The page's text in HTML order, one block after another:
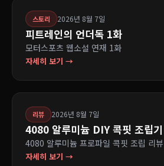
스토리 2026년 8월 7일
피트레인의 언더독 1화
모터스포츠 웹소설 연재 1화
자세히 보기 →
리뷰 2026년 8월 7일
4080 알루미늄 DIY 콕핏 조립기
4080 알루미늄 프로파일 콕핏 조립 리뷰
자세히 보기 →